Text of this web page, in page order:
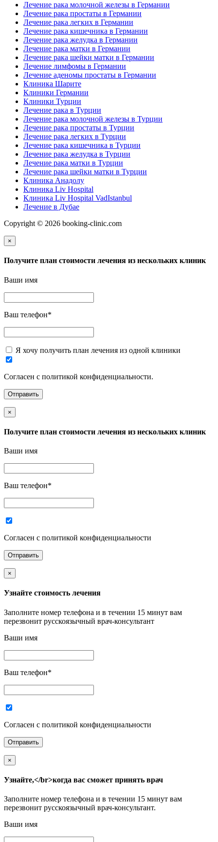
Лечение рака молочной железы в Германии
Лечение рака простаты в Германии
Лечение рака легких в Германии
Лечение рака кишечника в Германии
Лечение рака желудка в Германии
Лечение рака матки в Германии
Лечение рака шейки матки в Германии
Лечение лимфомы в Германии
Лечение аденомы простаты в Германии
Клиника Шарите
Клиники Германии
Клиники Турции
Лечение рака в Турции
Лечение рака молочной железы в Турции
Лечение рака простаты в Турции
Лечение рака легких в Турции
Лечение рака кишечника в Турции
Лечение рака желудка в Турции
Лечение рака матки в Турции
Лечение рака шейки матки в Турции
Клиника Анадолу
Клиника Liv Hospital
Клиника Liv Hospital VadIstanbul
Лечение в Дубае
Copyright © 2026 booking-clinic.com
×
Получите план стоимости лечения из нескольких клиник
Ваши имя
Ваш телефон*
Я хочу получить план лечения из одной клиники
Согласен с политикой конфиденциальности.
×
Получите план стоимости лечения из нескольких клиник
Ваши имя
Ваш телефон*
Согласен с политикой конфиденциальности
×
Узнайте стоимость лечения
Заполните номер телефона и в течении 15 минут вам
перезвонит русскоязычный врач-консультант
Ваши имя
Ваш телефон*
Согласен с политикой конфиденциальности
×
Узнайте,</br>когда вас сможет принять врач
Заполните номер телефона и в течении 15 минут вам
перезвонит русскоязычный врач-консультант.
Ваши имя